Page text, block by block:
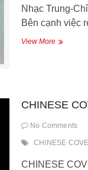
Nhạc Trung-
Bên cạnh việc
View MoreNhạc
anh
CHINESE
No Comments
CHINESE
CHINESE